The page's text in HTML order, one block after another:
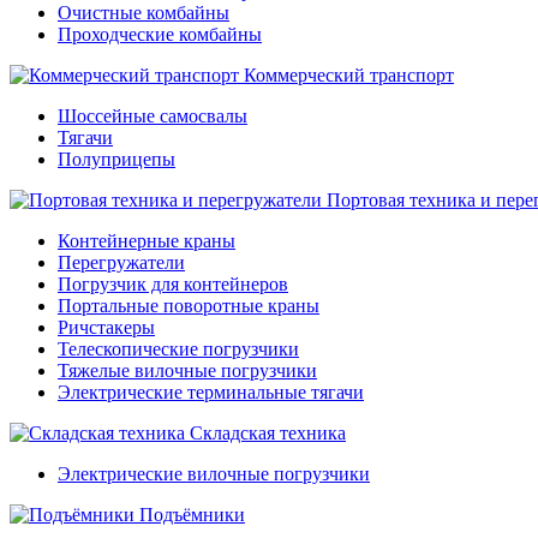
Очистные комбайны
Проходческие комбайны
Коммерческий транспорт
Шоссейные самосвалы
Тягачи
Полуприцепы
Портовая техника и
Контейнерные краны
Перегружатели
Погрузчик для контейнеров
Портальные поворотные краны
Ричстакеры
Телескопические погрузчики
Тяжелые вилочные погрузчики
Электрические терминальные тягачи
Складская техника
Электрические вилочные погрузчики
Подъёмники